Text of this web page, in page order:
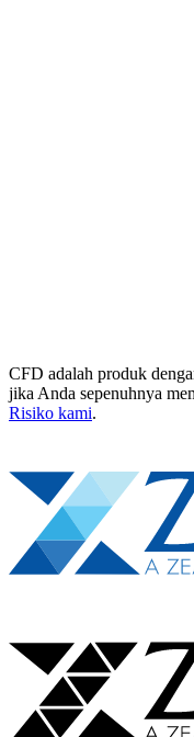
CFD adalah produk
jika Anda sepenuhnya
Risiko kami.